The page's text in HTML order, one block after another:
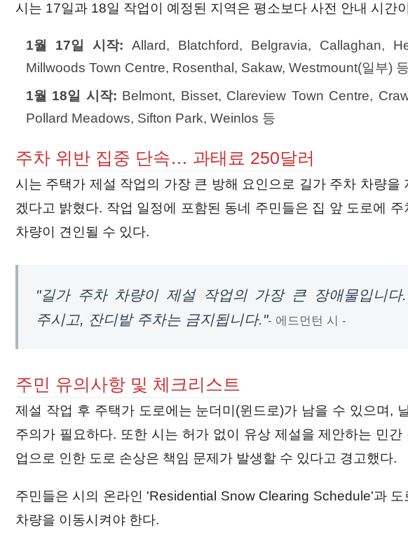
시는 17일과 18일 작업이 예정된 지역은 평소보다 사전 안내 시간
1월 17일 시작: Allard, Blatchford, Belgravia, Callaghan,
Millwoods Town Centre, Rosenthal, Sakaw, Westmount(일부) 등
1월 18일 시작: Belmont, Bisset, Clareview Town Centre,
Pollard Meadows, Sifton Park, Weinlos 등
주차 위반 집중 단속… 과태료 250달러
시는 주택가 제설 작업의 가장 큰 방해 요인으로 길가 주차 차량
겠다고 밝혔다. 작업 일정에 포함된 동네 주민들은 집 앞 도로에
차량이 견인될 수 있다.
"길가 주차 차량이 제설 작업의 가장 큰 장애물입니
주시고, 잔디밭 주차는 금지됩니다."- 에드먼턴 시 -
주민 유의사항 및 체크리스트
제설 작업 후 주택가 도로에는 눈더미(윈드로)가 남을 수 있으며,
주의가 필요하다. 또한 시는 허가 없이 유상 제설을 제안하는 민
업으로 인한 도로 손상은 책임 문제가 발생할 수 있다고 경고했다.
주민들은 시의 온라인 'Residential Snow Clearing Schedule'과
차량을 이동시켜야 한다.